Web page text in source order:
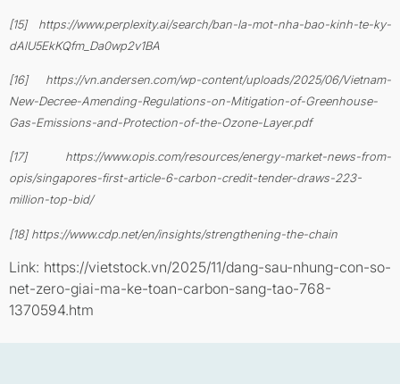
[15] https://www.perplexity.ai/search/ban-la-mot-nha-bao-kinh-te-ky-
dAlU5EkKQfm_Da0wp2v1BA
[16] https://vn.andersen.com/wp-content/uploads/2025/06/Vietnam-
New-Decree-Amending-Regulations-on-Mitigation-of-Greenhouse-
Gas-Emissions-and-Protection-of-the-Ozone-Layer.pdf
[17] https://www.opis.com/resources/energy-market-news-from-
opis/singapores-first-article-6-carbon-credit-tender-draws-223-
million-top-bid/
[18] https://www.cdp.net/en/insights/strengthening-the-chain
Link: https://vietstock.vn/2025/11/dang-sau-nhung-con-so-
net-zero-giai-ma-ke-toan-carbon-sang-tao-768-
1370594.htm